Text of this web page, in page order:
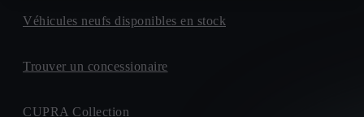
Véhicules neufs disponibles en stock
Trouver un concessionaire
CUPRA Collection